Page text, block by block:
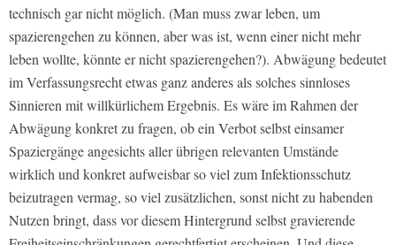
technisch gar nicht möglich. (Man muss zwar leben, um
spazierengehen zu können, aber was ist, wenn einer nicht mehr
leben wollte, könnte er nicht spazierengehen?). Abwägung bedeutet
im Verfassungsrecht etwas ganz anderes als solches sinnloses
Sinnieren mit willkürlichem Ergebnis. Es wäre im Rahmen der
Abwägung konkret zu fragen, ob ein Verbot selbst einsamer
Spaziergänge angesichts aller übrigen relevanten Umstände
wirklich und konkret aufweisbar so viel zum Infektionsschutz
beizutragen vermag, so viel zusätzlichen, sonst nicht zu habenden
Nutzen bringt, dass vor diesem Hintergrund selbst gravierende